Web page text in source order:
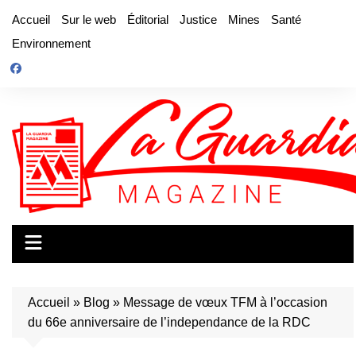
contenu
Accueil Sur le web Éditorial Justice Mines
Santé
Environnement
Accueil » Blog » Message de vœux TFM à l’occasion
du 66e anniversaire de l’independance de la RDC